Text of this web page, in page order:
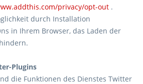
privacy/opt-out .
durch Installation
in Ihrem Browser, das Laden der
Plugins
die Funktionen des Dienstes Twitter